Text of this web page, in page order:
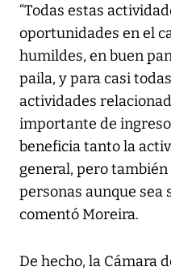
“Todas estas
oportunidades en el
humildes, en buen
paila, y para casi
actividades
importante de
beneficia tanto la
general, pero
personas aunque sea
comentó Moreira.
De hecho, la Cámara